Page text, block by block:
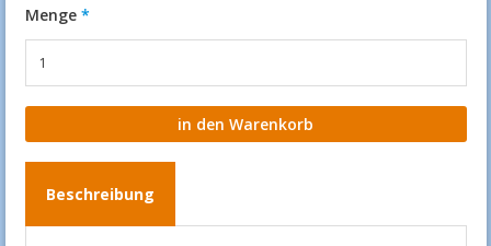
Menge
Beschreibung